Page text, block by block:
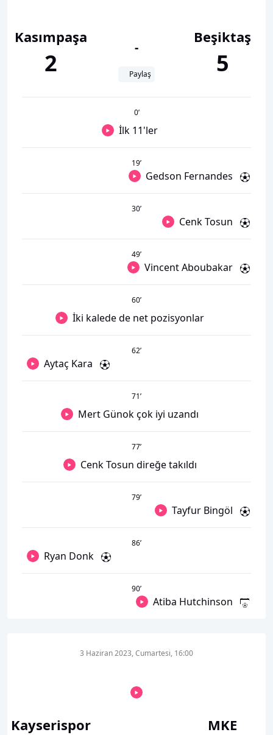
Kasımpaşa
2
-
Paylaş
Beşiktaş
5
0’
İlk 11'ler
19’
Gedson Fernandes
30’
Cenk Tosun
49’
Vincent Aboubakar
60’
İki kalede de net pozisyonlar
62’
Aytaç Kara
71’
Mert Günok çok iyi uzandı
77’
Cenk Tosun direğe takıldı
79’
Tayfur Bingöl
86’
Ryan Donk
90’
Atiba Hutchinson
Kayserispor
3 Haziran 2023, Cumartesi, 16:00
MKE